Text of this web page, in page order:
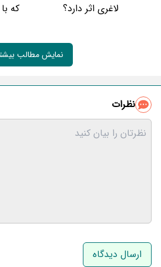
لاغری اثر دارد؟
که
نمایش مطالب
نظرات
نام و نام خانوادگی